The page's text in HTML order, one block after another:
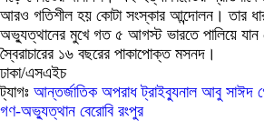
আরও গতিশীল হয় কোটা সংস্কার আন্দোলন। তার
অভ্যুত্থানের মুখে গত ৫ আগস্ট ভারতে পালিয়ে
স্বৈরাচারের ১৬ বছরের পাকাপোক্ত মসনদ।
ঢাকা/এসএইচ
ট্যাগঃ আন্তর্জাতিক অপরাধ ট্রাইব্যুনাল আবু সাঈদ
গণ-অভ্যুত্থান বেরোবি রংপুর